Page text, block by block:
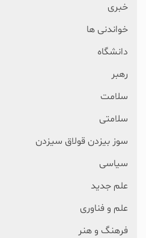
خبری
خواندنی ها
دانشگاه
رهبر
سلامت
سلامتی
سوز بیزدن قولاق سیزدن
سیاسی
علم جدید
علم و فناوری
فرهنگ و هنر